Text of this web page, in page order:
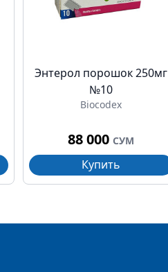
Энтерол порошок 250мг
№10
Biocodex
88 000 СУМ
Купить